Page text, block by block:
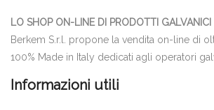
LO SHOP ON-LINE DI PRODOTTI GALVANICI
Berkem S.r.l. propone la vendita on-line di
100% Made in Italy dedicati agli operatori
Informazioni utili